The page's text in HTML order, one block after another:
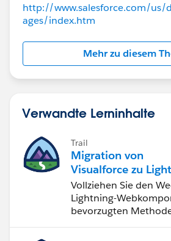
http://www.salesforce.com/us/
ages/index.htm
Mehr zu diesem
Verwandte Lerninhalte
Trail
Migration von
Visualforce zu
Webkomponenten
Vollziehen Sie den
Lightning-
bevorzugten